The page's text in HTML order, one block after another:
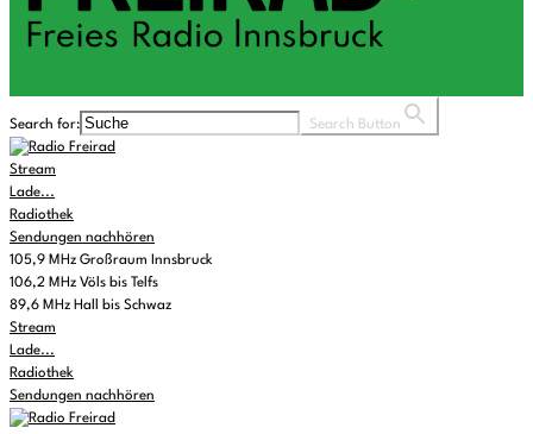
Search for: Search Button
Stream
Lade...
Radiothek
Sendungen nachhören
105,9 MHz Großraum Innsbruck
106,2 MHz Völs bis Telfs
89,6 MHz Hall bis Schwaz
Stream
Lade...
Radiothek
Sendungen nachhören